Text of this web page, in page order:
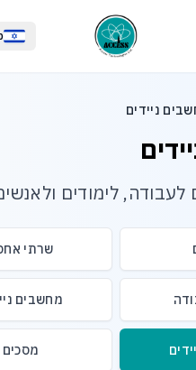
ניידים
לעבודה, לימודים
שרתי
מחשבים
מסכים